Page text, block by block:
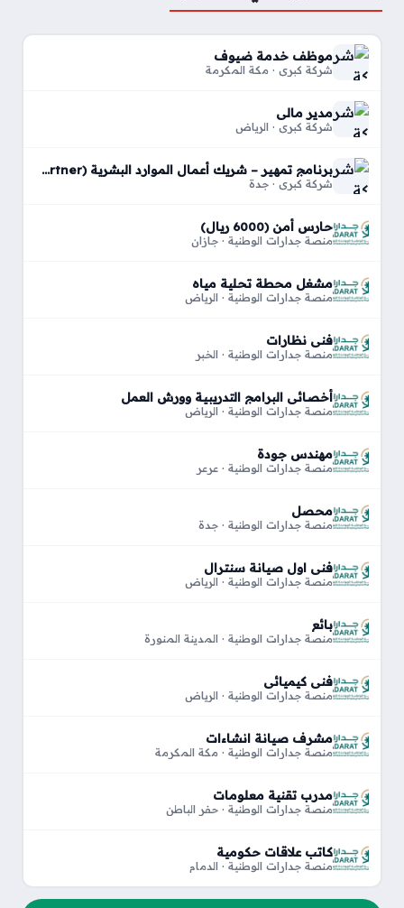
موظف خدمة ضيوف
شركة كبري · مكة المكرمة
مدير مالي
شركة كبري · الرياض
برنامج تمهير – شريك أعمال الموارد البشرية (HR Business Partner)
شركة كبري · جدة
حارس أمن (6000 ريال)
منصة جدارات الوطنية · جازان
مشغل محطة تحلية مياه
منصة جدارات الوطنية · الرياض
فني نظارات
منصة جدارات الوطنية · الخبر
أخصائي البرامج التدريبية وورش العمل
منصة جدارات الوطنية · الرياض
مهندس جودة
منصة جدارات الوطنية · عرعر
محصل
منصة جدارات الوطنية · جدة
فني اول صيانة سنترال
منصة جدارات الوطنية · الرياض
بائع
منصة جدارات الوطنية · المدينة المنورة
فني كيميائي
منصة جدارات الوطنية · الرياض
مشرف صيانة انشاءات
منصة جدارات الوطنية · مكة المكرمة
مدرب تقنية معلومات
منصة جدارات الوطنية · حفر الباطن
كاتب علاقات حكومية
منصة جدارات الوطنية · الدمام